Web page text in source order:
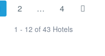
2 … 4
1 - 12 of 43 Hotels